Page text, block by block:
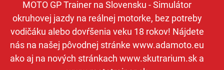
MOTO GP Trainer na Slovensku - Simulátor
okruhovej jazdy na reálnej motorke, bez potreby
vodičáku alebo dovŕšenia veku 18 rokov! Nájdete
nás na našej pôvodnej stránke www.adamoto.eu
ako aj na nových stránkach www.skutrarium.sk a